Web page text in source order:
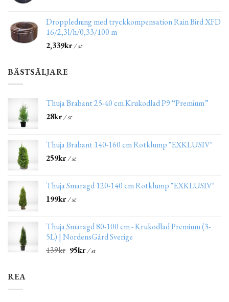
Droppledning med tryckkompensation Rain Bird XFD
16/2,3l/h/0,33/100 m
2,339kr/ st
BÄSTSÄLJARE
Thuja Brabant 25-40 cm Krukodlad P9 “Premium”
28kr/ st
Thuja Brabant 140-160 cm Rotklump "EXKLUSIV"
259kr/ st
Thuja Smaragd 120-140 cm Rotklump "EXKLUSIV"
199kr/ st
Thuja Smaragd 80-100 cm - Krukodlad Premium (3-
5L) | NordensGård Sverige
139kr 95kr/ st
REA